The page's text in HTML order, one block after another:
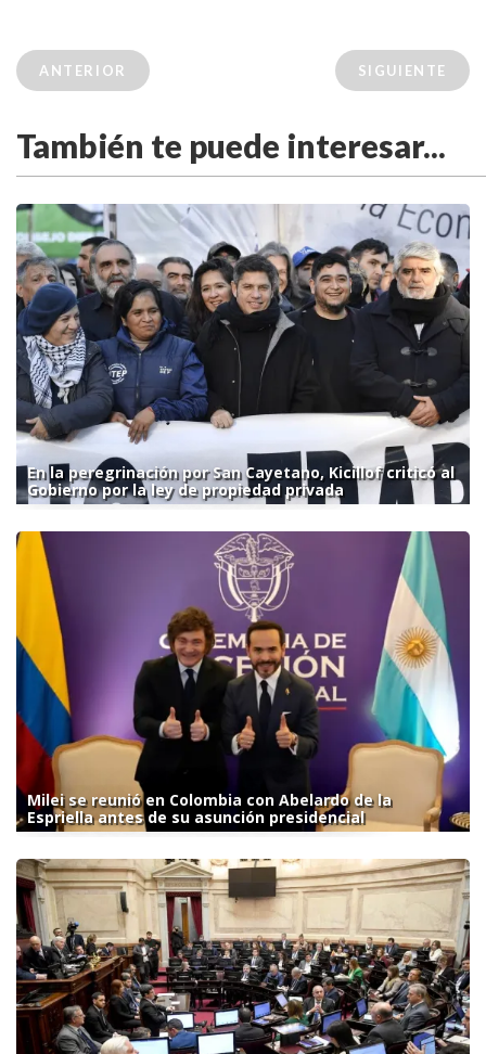
ANTERIOR SIGUIENTE
También te puede interesar...
En la peregrinación por San Cayetano, Kicillof criticó al
Gobierno por la ley de propiedad privada
Milei se reunió en Colombia con Abelardo de la
Espriella antes de su asunción presidencial